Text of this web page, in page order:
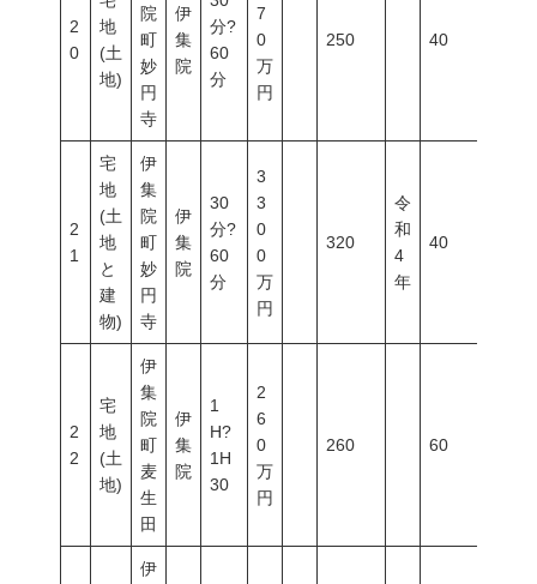
2
0
地
(土
地)
院
町
妙
円
寺
伊
集
院
分?
60
分
7
0
万
円
250 40
2
1
宅
地
(土
地
と
建
物)
伊
集
院
町
妙
円
寺
伊
集
院
30
分?
60
分
3
3
0
0
万
円
320
令
和
4
年
40
2
2
宅
地
(土
地)
伊
集
院
町
麦
生
田
伊
集
院
1
H?
1H
30
2
6
0
万
円
260 60
伊